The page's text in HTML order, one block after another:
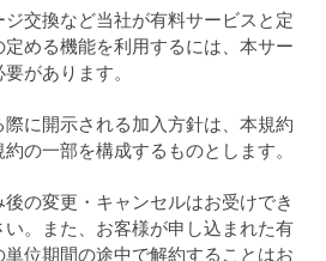
ジ交換など当社が有料サービスと定
める機能を利用するには、本サー
があります。
際に開示される加入方針は、本規約
の一部を構成するものとします。
後の変更・キャンセルはお受けでき
い。また、お客様が申し込まれた有
位期間の途中で解約することはお